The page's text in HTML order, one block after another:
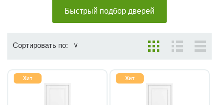
Быстрый подбор дверей
Сортировать по:
Хит Хит